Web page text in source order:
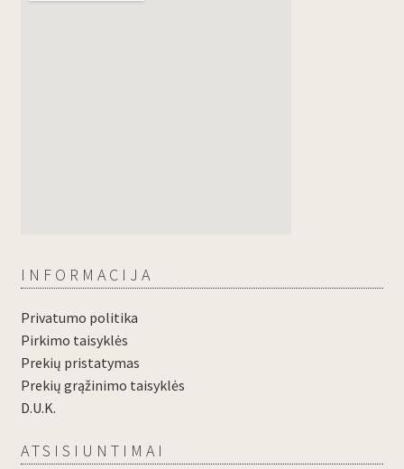
INFORMACIJA
Privatumo politika
Pirkimo taisyklės
Prekių pristatymas
Prekių grąžinimo taisyklės
D.U.K.
ATSISIUNTIMAI